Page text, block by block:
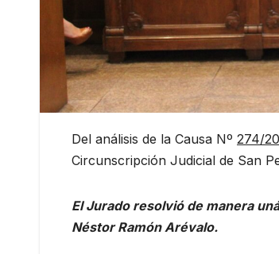
Del análisis de la Causa Nº 274/
Circunscripción Judicial de San
El Jurado resolvió de manera
Néstor Ramón Arévalo.